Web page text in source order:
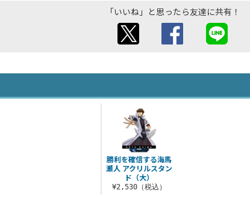
「いいね」と思ったら友達に共有！
勝利を確信する海馬
瀬人 アクリルスタン
ド（大）
¥2,530（税込）